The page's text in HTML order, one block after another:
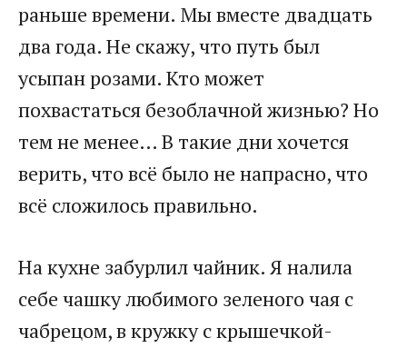
раньше времени. Мы вместе двадцать
два года. Не скажу, что путь был
усыпан розами. Кто может
похвастаться безоблачной жизнью? Но
тем не менее… В такие дни хочется
верить, что всё было не напрасно, что
всё сложилось правильно.
На кухне забурлил чайник. Я налила
себе чашку любимого зеленого чая с
чабрецом, в кружку с крышечкой-